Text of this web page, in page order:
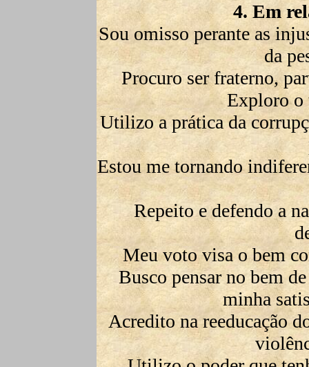
4. Em
Sou omisso perante as
da
Procuro ser fraterno,
Exploro o
Utilizo a prática da
Estou me tornando
Repeito e defendo a
Meu voto visa o bem
Busco pensar no bem
minha
Acredito na reeducação